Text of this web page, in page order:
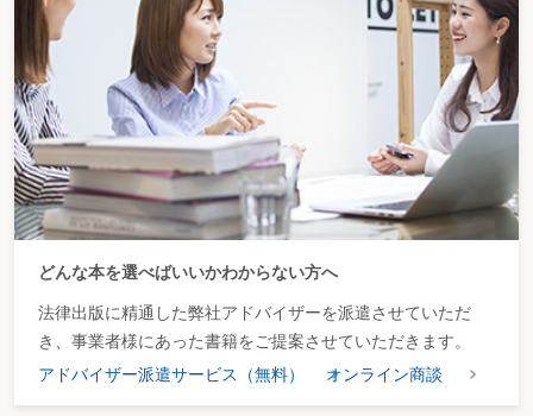
どんな本を選べばいいかわからない方へ
法律出版に精通した弊社アドバイザーを派遣させていただ
き、事業者様にあった書籍をご提案させていただきます。
アドバイザー派遣サービス（無料）
オンライン商談